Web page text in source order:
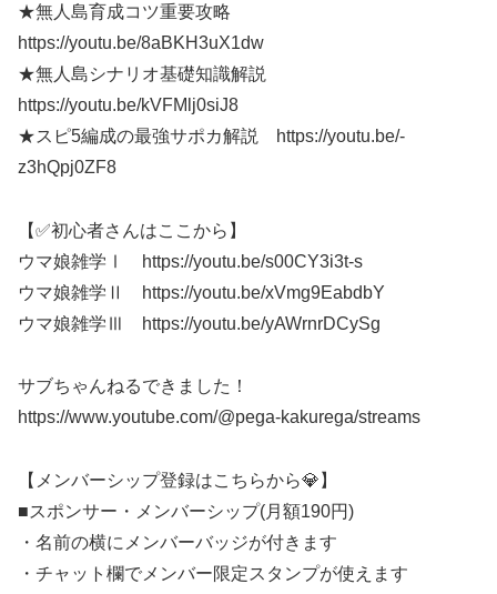
★無人島育成コツ重要攻略
https://youtu.be/8aBKH3uX1dw
★無人島シナリオ基礎知識解説
https://youtu.be/kVFMlj0siJ8
★スピ5編成の最強サポカ解説 https://youtu.be/-
z3hQpj0ZF8
【✅初心者さんはここから】
ウマ娘雑学Ⅰ https://youtu.be/s00CY3i3t-s
ウマ娘雑学Ⅱ https://youtu.be/xVmg9EabdbY
ウマ娘雑学Ⅲ https://youtu.be/yAWrnrDCySg
サブちゃんねるできました！
https://www.youtube.com/@pega-kakurega/streams
【メンバーシップ登録はこちらから💎】
■スポンサー・メンバーシップ(月額190円)
・名前の横にメンバーバッジが付きます
・チャット欄でメンバー限定スタンプが使えます